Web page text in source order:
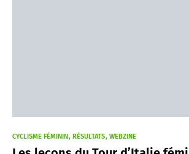
CYCLISME FÉMININ RÉSULTATS WEBZINE